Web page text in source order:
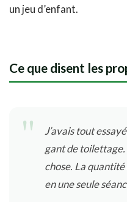
un jeu d’enfant.
Ce que disent les
J’avais tout
gant de toilettage.
chose. La
en une seule